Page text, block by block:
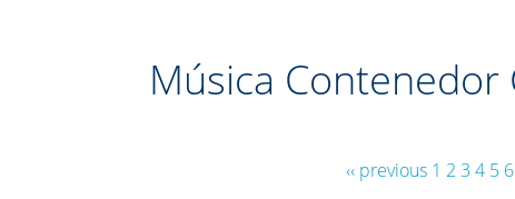
Música Contenedor
‹‹ previous 1 2 3 4 5 6